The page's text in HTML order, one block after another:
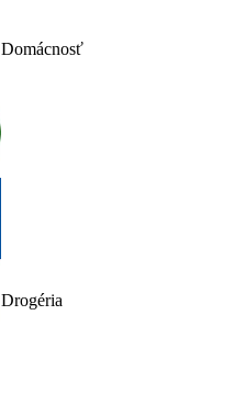
Domácnosť
Drogéria